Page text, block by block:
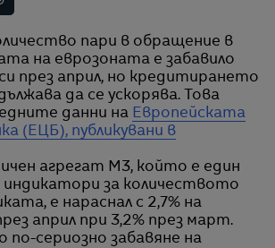
на еврозоната е забавило
през април, но кредитирането
да се ускорява. Това
данни на Европейската
(ЕЦБ), публикувани в
агрегат М3, който е един
за количеството
е нараснал с 2,7% на
април при 3,2% през март.
по-сериозно забавяне на